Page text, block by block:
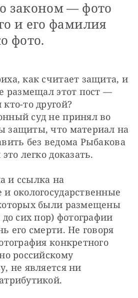
законом — фото
и его фамилия
фото.
как считает защита, и
размещал этот пост —
то другой?
суд не принял во
защиты, что материал на
без ведома Рыбакова
легко доказать.
и ссылка на
и окологосударственные
были размещены
сих пор) фотографии
его смерти. Не говоря
конкретного
российскому
не является ни